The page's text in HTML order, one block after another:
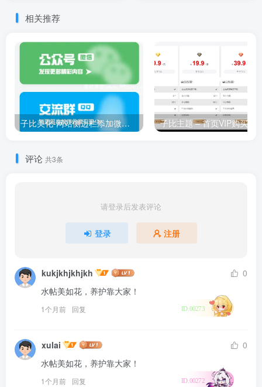
相关推荐
子比美化-网站侧边栏添加微信&QQ联系动态翻转小工具 子比主题 – 首页VIP购买小
评论 共3条
请登录后发表评论
登录 注册
kukjkhjkhjkh
0
水帖美如花，养护靠大家！
1个月前 回复 ID.00273
xulai
0
水帖美如花，养护靠大家！
1个月前 回复 ID.00272